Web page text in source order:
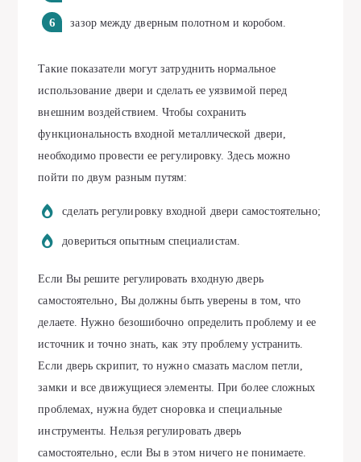
зазор между дверным полотном и коробом.
Такие показатели могут затруднить нормальное
использование двери и сделать ее уязвимой перед
внешним воздействием. Чтобы сохранить
функциональность входной металлической двери,
необходимо провести ее регулировку. Здесь можно
пойти по двум разным путям:
сделать регулировку входной двери самостоятельно;
довериться опытным специалистам.
Если Вы решите регулировать входную дверь
самостоятельно, Вы должны быть уверены в том, что
делаете. Нужно безошибочно определить проблему и ее
источник и точно знать, как эту проблему устранить.
Если дверь скрипит, то нужно смазать маслом петли,
замки и все движущиеся элементы. При более сложных
проблемах, нужна будет сноровка и специальные
инструменты. Нельзя регулировать дверь
самостоятельно, если Вы в этом ничего не понимаете.